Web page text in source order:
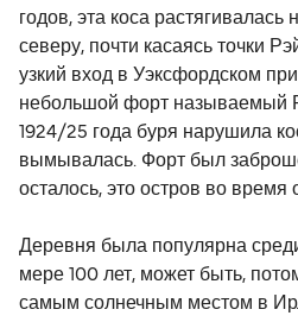
годов, эта коса
северу, почти касаясь точки
узкий вход в Уэксфордском
небольшой форт называемый
1924/25 года буря нарушила
вымывалась. Форт был
осталось, это остров во время
Деревня была популярна
мере 100 лет, может быть,
самым солнечным местом в